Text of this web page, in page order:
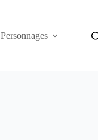
Personnages